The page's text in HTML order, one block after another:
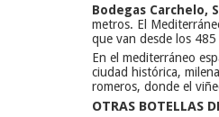
Bodegas Carchelo,
metros. El
que van desde los
En el mediterráneo
ciudad histórica,
romeros, donde el
OTRAS BOTELLAS